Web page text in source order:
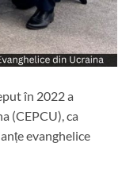
în 2022 a
(CEPCU), ca
evanghelice